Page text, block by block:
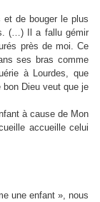
de bouger le plus
(…) Il a fallu gémir
près de moi. Ce
ses bras comme
à Lourdes, que
Dieu veut que je
à cause de Mon
accueille celui
une enfant », nous